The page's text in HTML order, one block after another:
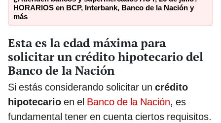
HORARIOS en BCP, Interbank, Banco de la Nación y
más
Esta es la edad máxima para
solicitar un crédito hipotecario del
Banco de la Nación
Si estás considerando solicitar un crédito
hipotecario en el Banco de la Nación, es
fundamental tener en cuenta ciertos requisitos.